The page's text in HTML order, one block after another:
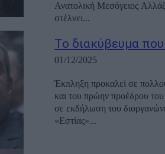
Ανατολική Μεσόγειος
στέλνει...
Το διακύβευμα
01/12/2025
Έκπληξη προκαλεί σε
και του πρώην προέδρου
σε εκδήλωση του
«Εστίας»...